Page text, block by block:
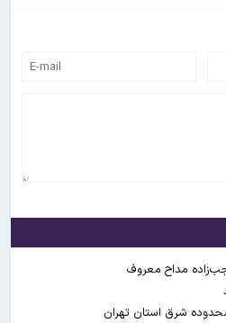
مداح معروف
شرق استان تهران